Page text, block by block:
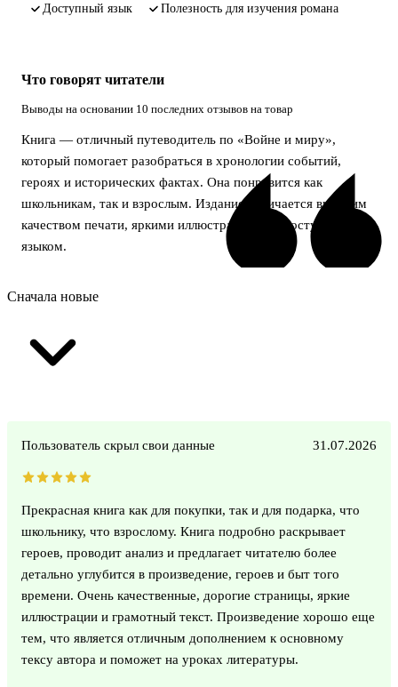
доступный язык
полезность для изучения романа
Что говорят читатели
Выводы на основании 10 последних отзывов на товар
Книга — отличный путеводитель по «Войне и миру»,
который помогает разобраться в хронологии событий,
героях и исторических фактах. Она понравится как
школьникам, так и взрослым. Издание отличается высоким
качеством печати, яркими иллюстрациями и доступным
языком.
Сначала новые
Пользователь скрыл свои данные 31.07.2026
Прекрасная книга как для покупки, так и для подарка, что
школьнику, что взрослому. Книга подробно раскрывает
героев, проводит анализ и предлагает читателю более
детально углубится в произведение, героев и быт того
времени. Очень качественные, дорогие страницы, яркие
иллюстрации и грамотный текст. Произведение хорошо еще
тем, что является отличным дополнением к основному
тексу автора и поможет на уроках литературы.